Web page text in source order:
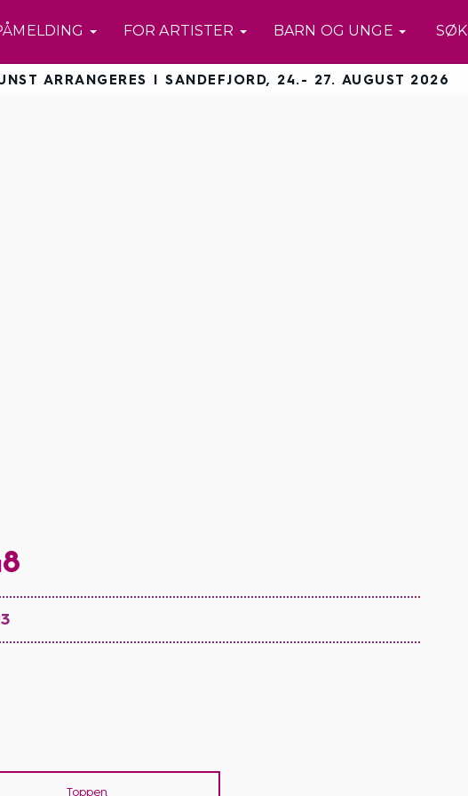
FOR ARTISTER BARN OG UNGE SØK
ARRANGERES I SANDEFJORD, 24.- 27. AUGUST 2026
Toppen